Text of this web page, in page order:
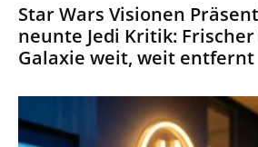
Star Wars Visionen
neunte Jedi Kritik:
Galaxie weit, weit entfernt